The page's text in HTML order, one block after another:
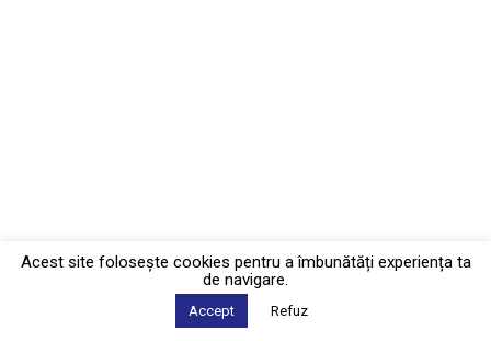
Acest site foloseşte cookies pentru a îmbunătăți experiența ta
de navigare.
Accept Refuz